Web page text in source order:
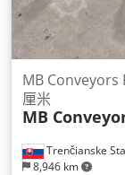
Trenčianske
8,946 km
MB Conveyors
厘米
MB